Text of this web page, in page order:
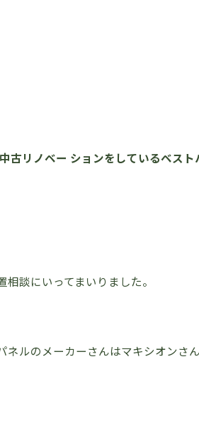
古リノベー ションをしているベス
談にいってまいりました。
ルのメーカーさんはマキシオンさん